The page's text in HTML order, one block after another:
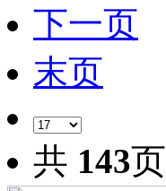
下一页
末页
共 143页